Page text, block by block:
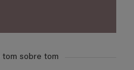
tom sobre tom